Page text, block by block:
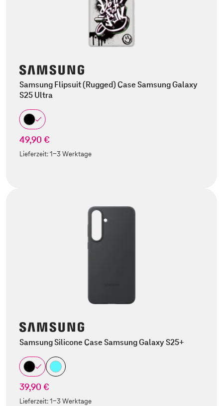
Samsung Flipsuit (Rugged) Case Samsung Galaxy
S25 Ultra
49,90 €
Lieferzeit:1-3 Werktage
Samsung Silicone Case Samsung Galaxy S25+
39,90 €
Lieferzeit:1-3 Werktage